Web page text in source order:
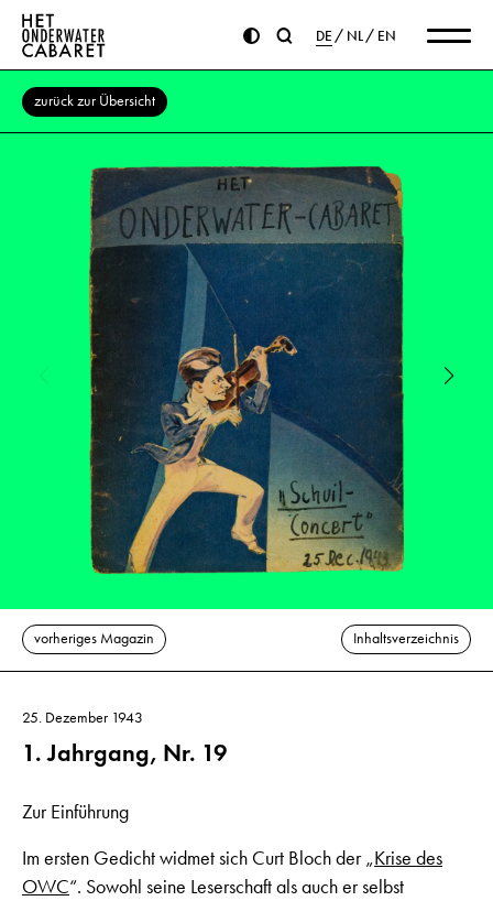
DE NL EN
zurück zur Übersicht
vorheriges Magazin Inhaltsverzeichnis
25. Dezember 1943
1. Jahrgang, Nr. 19
Zur Einführung
Im ersten Gedicht widmet sich Curt Bloch der „Krise des
OWC“. Sowohl seine Leserschaft als auch er selbst